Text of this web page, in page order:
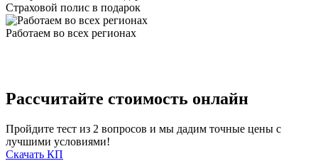
Страховой полис в подарок
Работаем во всех регионах
Рассчитайте стоимость онлайн
Пройдите тест из 2 вопросов и мы дадим точные цены с
лучшими условиями!
Скачать КП